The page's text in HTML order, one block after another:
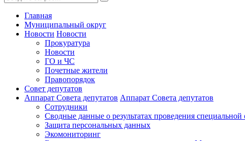
Главная
Муниципальный округ
Новости Новости
Прокуратура
Новости
ГО и ЧС
Почетные жители
Правопорядок
Совет депутатов
Аппарат Совета депутатов Аппарат Совета депутатов
Сотрудники
Сводные данные о результатах проведения специальной
Защита персональных данных
Экомониторинг